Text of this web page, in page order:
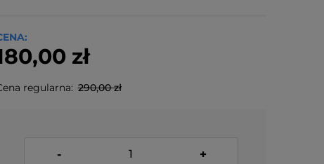
zł
regularna: 290,00 zł
- +